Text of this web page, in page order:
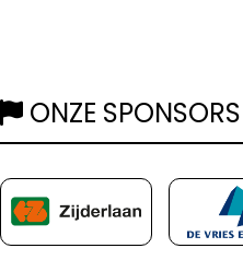
ONZE SPONSORS